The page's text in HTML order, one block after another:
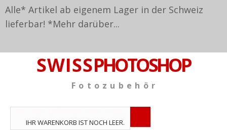
Alle* Artikel ab eigenem Lager in der Schweiz
lieferbar! *Mehr darüber...
S W I S SPHOTOSHOP
F o t o z u b e h ö r
IHR WARENKORB IST NOCH LEER.